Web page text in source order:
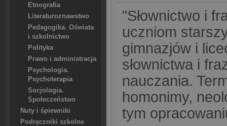
Etnografia
Literaturoznawstwo
Pedagogika. Oświata
i szkolnictwo
Polityka
Prawo i administracja
Psychologia.
Psychoterapia
Socjologia.
Społeczeństwo
Nuty i śpiewniki
Podręczniki szkolne
"Słownictwo i
uczniom
gimnazjów i
słownictwa i
nauczania.
homonimy,
tym